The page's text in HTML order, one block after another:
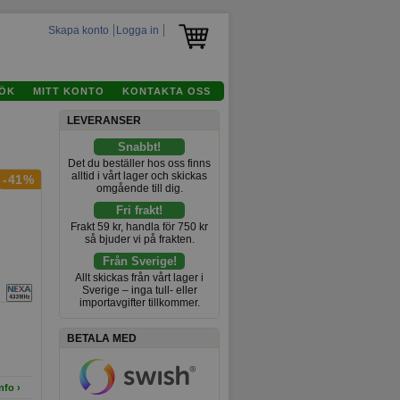
Skapa konto Logga in
MITT KONTO KONTAKTA OSS
-41%
›
LEVERANSER
Snabbt!
Det du beställer hos oss finns
alltid i vårt lager och skickas
omgående till dig.
Fri frakt!
Frakt 59 kr, handla för 750 kr
så bjuder vi på frakten.
Från Sverige!
Allt skickas från vårt lager i
Sverige – inga tull- eller
importavgifter tillkommer.
BETALA MED